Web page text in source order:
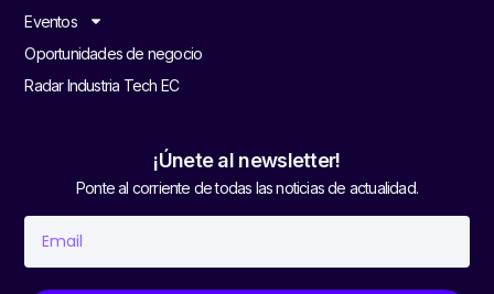
Eventos
Oportunidades de negocio
Radar Industria Tech EC
¡Únete al newsletter!
Ponte al corriente de todas las noticias de actualidad.